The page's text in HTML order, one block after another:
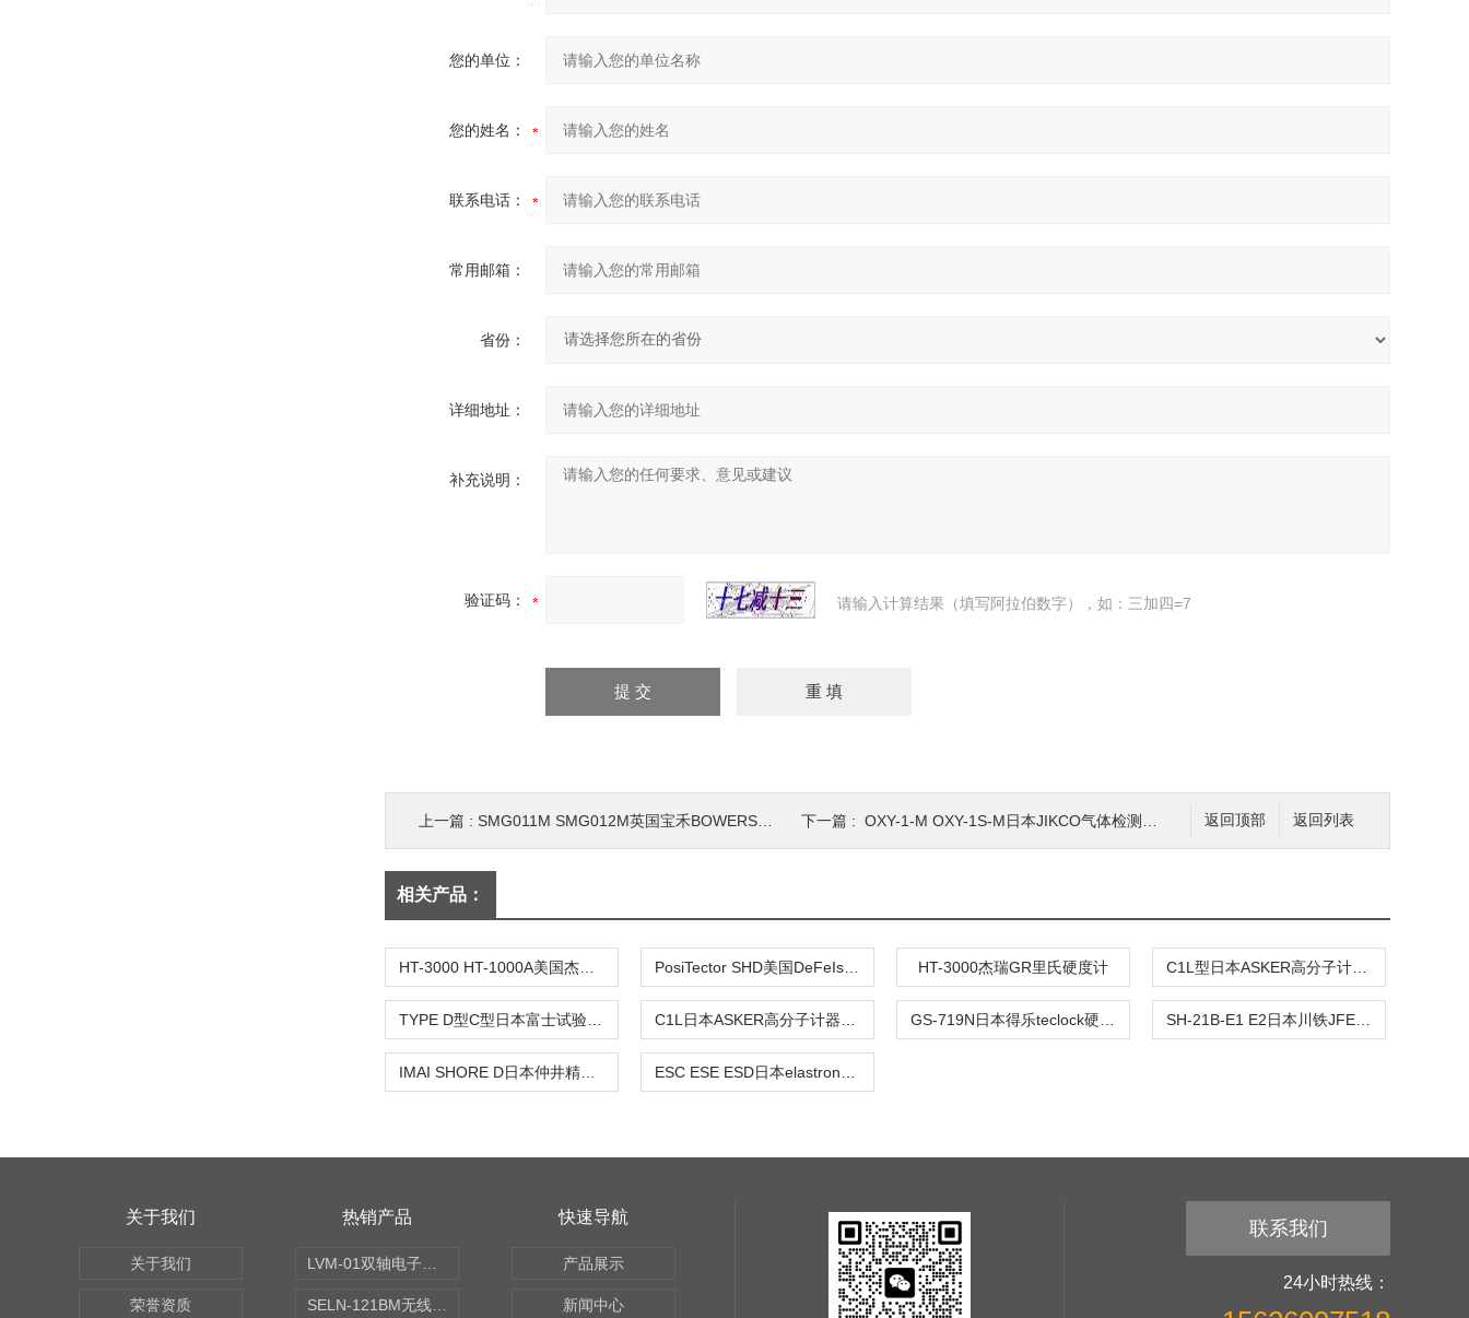
您的单位：
您的姓名：
联系电话：
常用邮箱：
省份：
详细地址：
补充说明：
验证码： 请输入计算结果（填写阿拉伯数字），如：三加四=7
返回列表
返回顶部
上一篇 : SMG011M SMG012M英国宝禾BOWERS数显内径千分尺SMG010M 下一篇 : OXY-1-M OXY-1S-M日本JIKCO气体检测仪OXY-M氧气监测仪
相关产品：
HT-3000杰瑞GR里氏硬度计
关于我们
关于我们
荣誉资质
热销产品 快速导航
产品展示
新闻中心
联系我们
24小时热线：